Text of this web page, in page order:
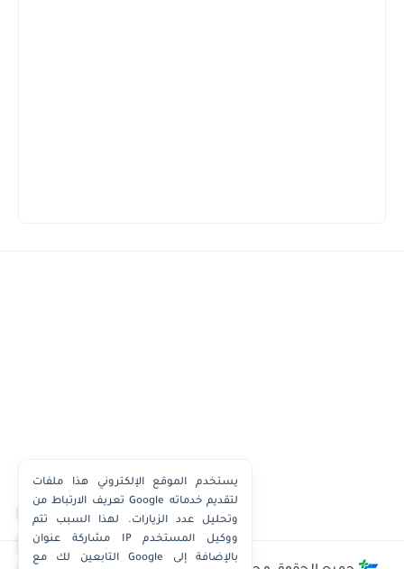
واتساب الكويت
يستخدم الموقع الإلكتروني هذا ملفات
تعريف الارتباط من Google لتقديم خدماته
وتحليل عدد الزيارات. لهذا السبب تتم
مشاركة عنوان IP ووكيل المستخدم
التابعين لك مع Google بالإضافة إلى